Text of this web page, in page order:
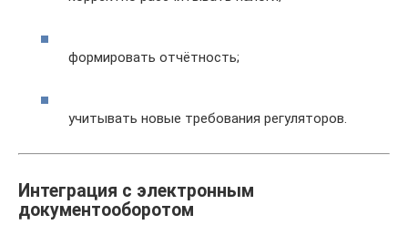
формировать отчётность;
учитывать новые требования регуляторов.
Интеграция с электронным
документооборотом